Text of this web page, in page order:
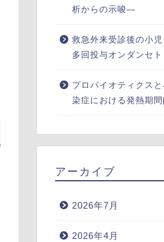
析からの示唆―
救急外来受診後の小
多回投与オンダンセ
プロバイオティクス
染症における発熱期
アーカイブ
2026年7月
2026年4月